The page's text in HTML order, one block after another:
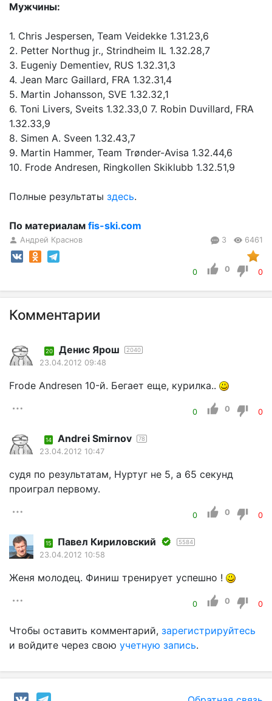
Мужчины:
1. Chris Jespersen, Team Veidekke 1.31.23,6
2. Petter Northug jr., Strindheim IL 1.32.28,7
3. Eugeniy Dementiev, RUS 1.32.31,3
4. Jean Marc Gaillard, FRA 1.32.31,4
5. Martin Johansson, SVE 1.32.32,1
6. Toni Livers, Sveits 1.32.33,0 7. Robin Duvillard, FRA
1.32.33,9
8. Simen A. Sveen 1.32.43,7
9. Martin Hammer, Team Trønder-Avisa 1.32.44,6
10. Frode Andresen, Ringkollen Skiklubb 1.32.51,9
Полные результаты здесь.
По материалам fis-ski.com
Андрей Краснов 3 6461
0 0 0
Комментарии
20 Денис Ярош 2040
23.04.2012 09:48
Frode Andresen 10-й. Бегает еще, курилка..
0 0 0
14 Andrei Smirnov 78
23.04.2012 10:47
судя по результатам, Нуртуг не 5, а 65 секунд
проиграл первому.
0 0 0
15 Павел Кириловский 5584
23.04.2012 10:58
Женя молодец. Финиш тренирует успешно !
0 0 0
Чтобы оставить комментарий, зарегистрируйтесь
и войдите через свою учетную запись.